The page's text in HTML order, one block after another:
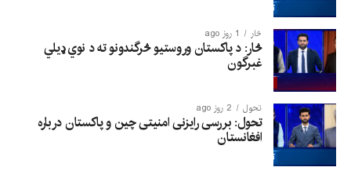
څار 1 روز ago
څار: د پاکستان وروستیو څرگندونو ته د نوي ډیلي
غبرگون
تحول 2 روز ago
تحول: بررسی رایزنی امنیتی چین و پاکستان درباره
افغانستان